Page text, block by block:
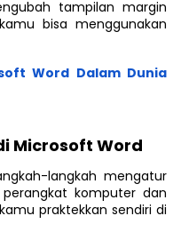
tampilan margin
bisa menggunakan
Word Dalam Dunia
Microsoft Word
langkah mengatur
komputer dan
praktekkan sendiri di